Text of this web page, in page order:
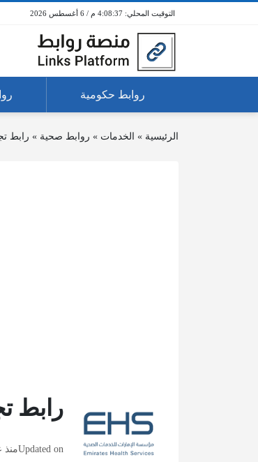
4:08:37 م / 6 أغسطس 2026
روابط حكومية
الرئيسية » الخدمات » روابط صحية » رابط
رابط
Updated onمنذ